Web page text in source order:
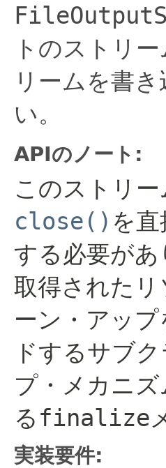
トのストリ
リームを書き
い。
APIのノート:
このストリ
close() を
する必要があ
取得された
ーン・アッ
ドするサブク
プ・メカニ
る finalize
実装要件: